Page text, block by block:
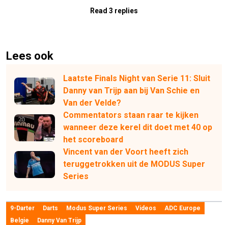
Read 3 replies
Lees ook
Laatste Finals Night van Serie 11: Sluit
Danny van Trijp aan bij Van Schie en
Van der Velde?
Commentators staan raar te kijken
wanneer deze kerel dit doet met 40 op
het scoreboard
Vincent van der Voort heeft zich
teruggetrokken uit de MODUS Super
Series
9-Darter Darts Modus Super Series Videos
ADC Europe
Belgie
Danny Van Trijp